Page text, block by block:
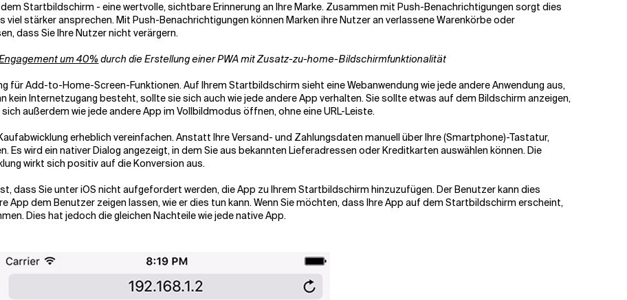
Startbildschirm - eine wertvolle, sichtbare Erinnerung an Ihre Marke. Zusammen mit Push-Benachrichtigungen sorgt dies
viel stärker ansprechen. Mit Push-Benachrichtigungen können Marken ihre Nutzer an verlassene Warenkörbe oder
dass Sie Ihre Nutzer nicht verärgern.
um 40% durch die Erstellung einer PWA mit Zusatz-zu-home-Bildschirmfunktionalität
für Add-to-Home-Screen-Funktionen. Auf Ihrem Startbildschirm sieht eine Webanwendung wie jede andere Anwendung aus,
kein Internetzugang besteht, sollte sie sich auch wie jede andere App verhalten. Sie sollte etwas auf dem Bildschirm anzeigen,
außerdem wie jede andere App im Vollbildmodus öffnen, ohne eine URL-Leiste.
erheblich vereinfachen. Anstatt Ihre Versand- und Zahlungsdaten manuell über Ihre(Smartphone)-Tastatur,
Es wird ein nativer Dialog angezeigt, in dem Sie aus bekannten Lieferadressen oder Kreditkarten auswählen können. Die
wirkt sich positiv auf die Konversion aus.
dass Sie unter iOS nicht aufgefordert werden, die App zu Ihrem Startbildschirm hinzuzufügen. Der Benutzer kann dies
App dem Benutzer zeigen lassen, wie er dies tun kann. Wenn Sie möchten, dass Ihre App auf dem Startbildschirm erscheint,
Dies hat jedoch die gleichen Nachteile wie jede native App.